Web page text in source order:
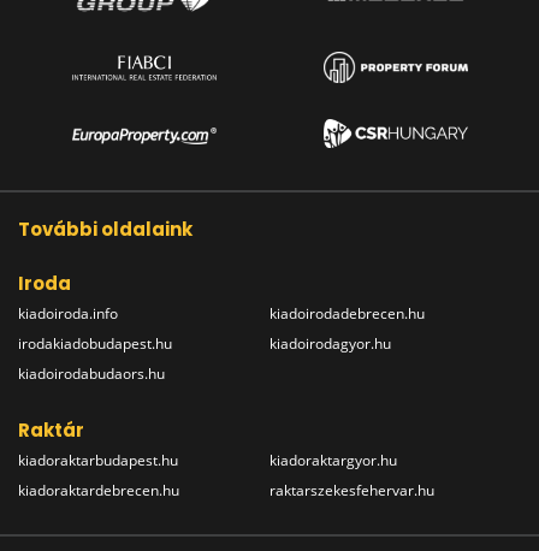
További oldalaink
Iroda
kiadoiroda.info
irodakiadobudapest.hu
kiadoirodabudaors.hu
kiadoirodadebrecen.hu
kiadoirodagyor.hu
Raktár
kiadoraktarbudapest.hu
kiadoraktardebrecen.hu
kiadoraktargyor.hu
raktarszekesfehervar.hu